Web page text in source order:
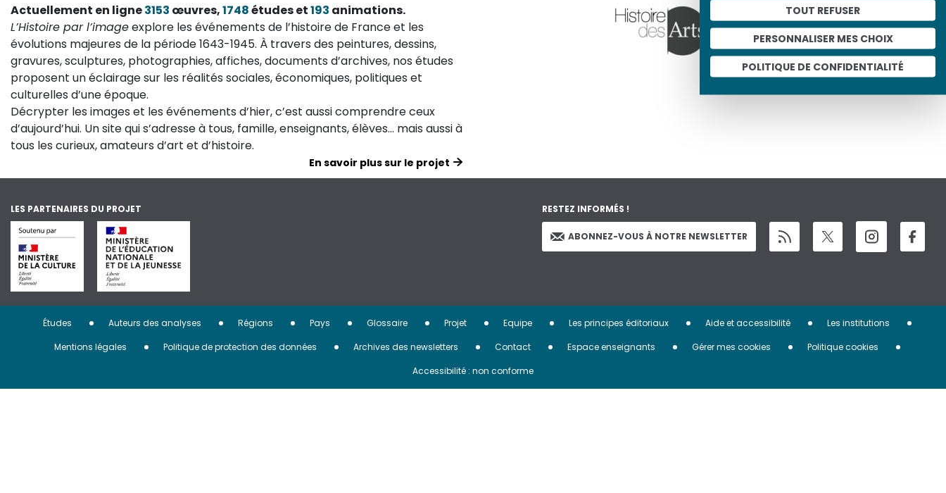
TOUT REFUSER
PERSONNALISER MES CHOIX
POLITIQUE DE CONFIDENTIALITÉ
Actuellement en ligne3153 œuvres,1748études et193 animations.
L’Histoire par l’imageexplore les événements de l’histoire de France et les
évolutions majeures de la période 1643-1945. À travers des peintures, dessins,
gravures, sculptures, photographies, affiches, documents d’archives, nos études
proposent un éclairage sur les réalités sociales, économiques, politiques et
culturelles d’une époque.
Décrypter les images et les événements d’hier, c’est aussi comprendre ceux
d’aujourd’hui. Un site qui s’adresse à tous, famille, enseignants, élèves… mais aussi à
tous les curieux, amateurs d’art et d’histoire.
En savoir plus sur le projet
LES PARTENAIRES DU PROJET RESTEZ INFORMÉS !
ABONNEZ-VOUS À NOTRE NEWSLETTER
Menu
Pied
Études Auteurs des analyses Régions Pays Glossaire Projet Equipe Les principes éditoriaux Aide et accessibilité
Les institutions
Mentions légales
Politique de protection des données Archives des newsletters Contact Espace enseignants Gérer mes cookies
Politique cookies
Accessibilité : non conforme